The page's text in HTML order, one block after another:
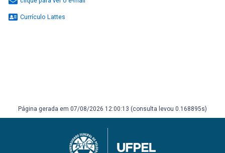
Currículo Lattes
Página gerada em 07/08/2026 12:00:13 (consulta levou 0.168895s)